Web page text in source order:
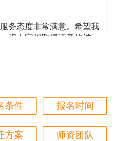
祝大家都取得满意的结
程逻辑清晰，老师讲解通
质量高，押题卷压中的知
条件 报名时间
方案 师资团队